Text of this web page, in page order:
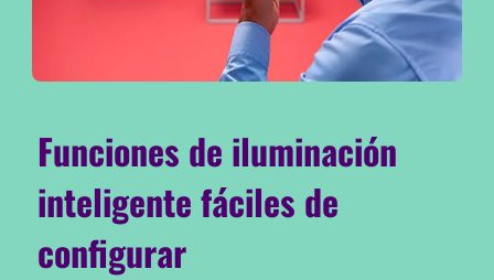
Funciones de iluminación
inteligente fáciles de
configurar